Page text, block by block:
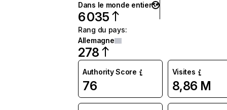
Dans le monde entier
6 035
Rang du pays:
Allemagne
278
Authority Score
76
Visites
8,86 M